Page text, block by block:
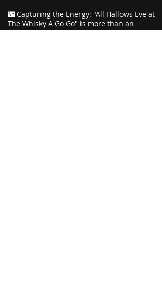
🌃 Capturing the Energy: "All Hallows Eve at
The Whisky A Go Go" is more than an
album; it's a time capsule of a night when